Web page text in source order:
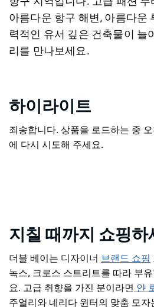
아름다운 항구 해변, 아름다운
력적인 유서 깊은 건축물이 늘
리를 만나보세요.
하이라이트
죄송합니다. 상품을 로드하는 중
에 다시 시도해 주세요.
지칠 때까지 쇼핑하
더블 베이는 디자이너 브랜드 쇼핑
녹스, 크로스 스트리트를 따라 부
요. 고급 취향을 가진 분이라면 얀
주얼리와 네리다 윈터의 맞춤 모